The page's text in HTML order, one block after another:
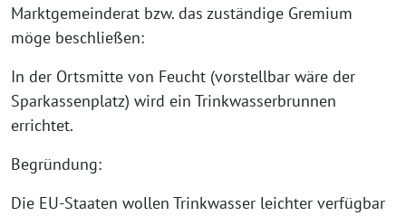
Marktgemeinderat bzw. das zuständige Gremium
möge beschließen:
In der Ortsmitte von Feucht (vorstellbar wäre der
Sparkassenplatz) wird ein Trinkwasserbrunnen
errichtet.
Begründung:
Die EU-Staaten wollen Trinkwasser leichter verfügbar